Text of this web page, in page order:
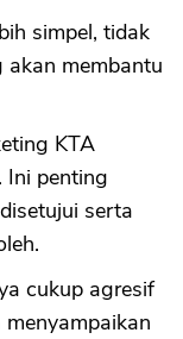
simpel, tidak
akan membantu
KTA
Ini penting
serta
cukup agresif